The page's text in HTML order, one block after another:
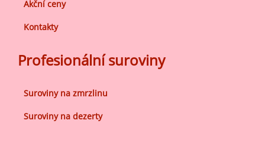
Akční ceny
Kontakty
Profesionální suroviny
Suroviny na zmrzlinu
Suroviny na dezerty